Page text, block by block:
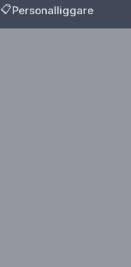
📋Personalliggare